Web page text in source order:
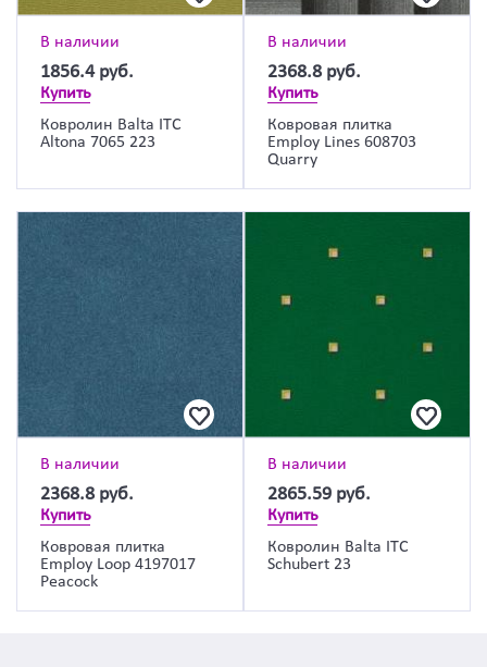
В наличии
1856.4 руб.
Купить
Ковролин Balta ITC
Altona 7065 223
В наличии
2368.8 руб.
Купить
Ковровая плитка
Employ Lines 608703
Quarry
В наличии
2368.8 руб.
Купить
Ковровая плитка
Employ Loop 4197017
Peacock
В наличии
2865.59 руб.
Купить
Ковролин Balta ITC
Schubert 23